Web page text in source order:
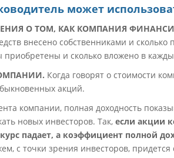
может
О ТОМ, КАК КОМПАНИЯ
внесено собственниками и
приобретены и сколько вложено в
Когда говорят о стоимости
акций.
компании, полная доходность
новых инвесторов. Так, если акции
падает, а коэффициент полной
с точки зрения инвесторов,